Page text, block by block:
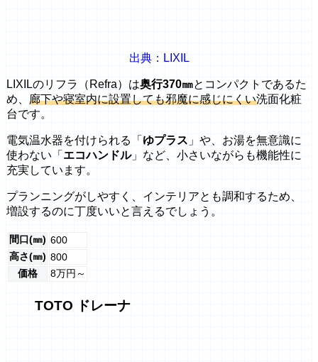
出典：LIXIL
LIXILのリフラ（Refra）は奥行370㎜とコンパクトであるた
め、 廊下や寝室内に設置しても邪魔に感じにくい洗面化粧
台です。
電気温水器を付けられる「 ゆプラス 」や、お湯を無意識に
使わない「 エコハンドル」など、小さいながらも機能性に
充実しています。
プランニングがしやすく、インテリアとも調和するため、
増設するのに丁度いいと言えるでしょう。
間口(㎜) 600
高さ(㎜) 800
価格
8万円～
TOTO ドレーナ